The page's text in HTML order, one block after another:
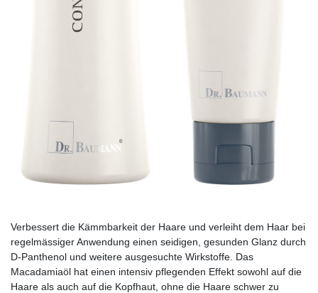
Verbessert die Kämmbarkeit der Haare und verleiht dem Haar bei
regelmässiger Anwendung einen seidigen, gesunden Glanz durch
D-Panthenol und weitere ausgesuchte Wirkstoffe. Das
Macadamiaöl hat einen intensiv pflegenden Effekt sowohl auf die
Haare als auch auf die Kopfhaut, ohne die Haare schwer zu